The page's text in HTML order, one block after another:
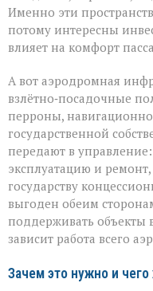
Именно эти
потому интересны
влияет на комфорт
А вот аэродромная
взлётно‑посадочные
перроны,
государственной
передают в управление:
эксплуатацию и
государству
выгоден обеим
поддерживать объекты
зависит работа всего
Зачем это нужно и